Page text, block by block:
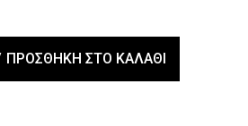
ΠΡΟΣΘΉΚΗ ΣΤΟ ΚΑΛΆΘΙ